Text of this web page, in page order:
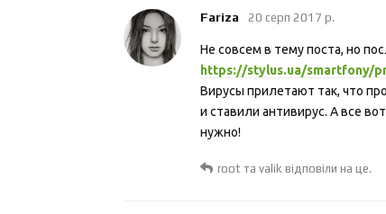
Fariza 20 серп 2017 р.
Не совсем в тему поста, но
https://stylus.ua/smartfony/
Вирусы прилетают так, что
и ставили антивирус. А все
нужно!
root та valik відповіли на це.